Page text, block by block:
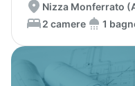
Nizza Monferrato
2 camere
1